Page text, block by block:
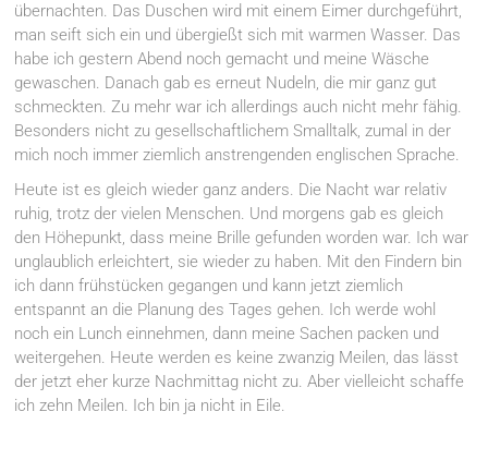
übernachten. Das Duschen wird mit einem Eimer durchgeführt,
man seift sich ein und übergießt sich mit warmen Wasser. Das
habe ich gestern Abend noch gemacht und meine Wäsche
gewaschen. Danach gab es erneut Nudeln, die mir ganz gut
schmeckten. Zu mehr war ich allerdings auch nicht mehr fähig.
Besonders nicht zu gesellschaftlichem Smalltalk, zumal in der
mich noch immer ziemlich anstrengenden englischen Sprache.
Heute ist es gleich wieder ganz anders. Die Nacht war relativ
ruhig, trotz der vielen Menschen. Und morgens gab es gleich
den Höhepunkt, dass meine Brille gefunden worden war. Ich war
unglaublich erleichtert, sie wieder zu haben. Mit den Findern bin
ich dann frühstücken gegangen und kann jetzt ziemlich
entspannt an die Planung des Tages gehen. Ich werde wohl
noch ein Lunch einnehmen, dann meine Sachen packen und
weitergehen. Heute werden es keine zwanzig Meilen, das lässt
der jetzt eher kurze Nachmittag nicht zu. Aber vielleicht schaffe
ich zehn Meilen. Ich bin ja nicht in Eile.